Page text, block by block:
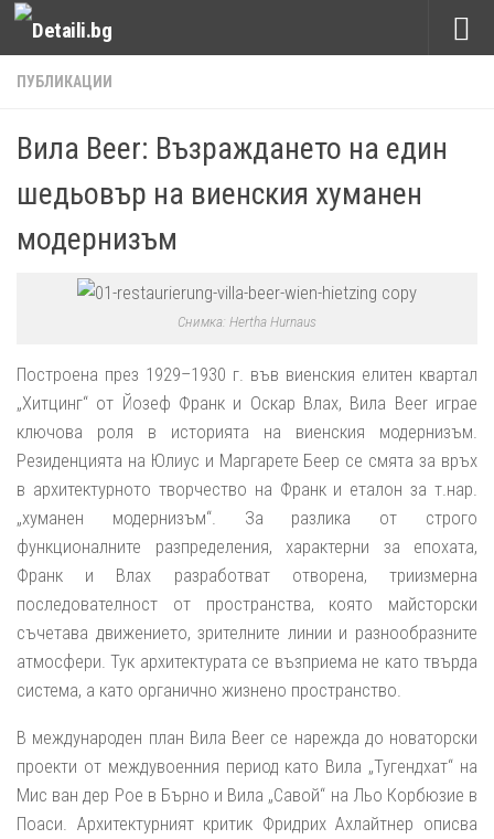
Към съдържанието
ПУБЛИКАЦИИ
Вила Beer: Възраждането на един
шедьовър на виенския хуманен
модернизъм
Снимка: Hertha Hurnaus
Построена през 1929–1930 г. във виенския елитен квартал
„Хитцинг“ от Йозеф Франк и Оскар Влах, Вила Beerиграе
ключова роля в историята на виенския модернизъм.
Резиденцията на Юлиус и Маргарете Бeeр се смята за връх
в архитектурното творчество на Франк и еталон за т.нар.
„хуманен модернизъм“. За разлика от строго
функционалните разпределения, характерни за епохата,
Франк и Влах разработват отворена, триизмерна
последователност от пространства, която майсторски
съчетава движението, зрителните линии и разнообразните
атмосфери. Тук архитектурата се възприема не като твърда
система, а като органично жизнено пространство.
В международен план Вила Beer се нарежда до новаторски
проекти от междувоенния период като Вила „Тугендхат“ на
Мис ван дер Рое в Бърно и Вила „Савой“ на Льо Корбюзие в
Поаси. Архитектурният критик Фридрих Ахлайтнер описва